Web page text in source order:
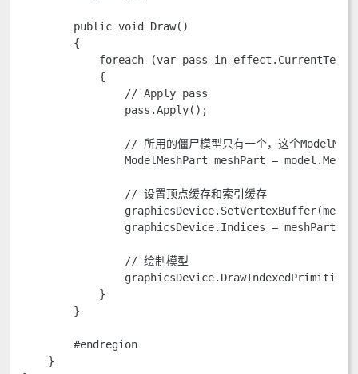
        public void Draw()
        {
foreach (var pass in
            {
                // Apply pass
                pass.Apply();
// 所用的僵尸模型只有一个，这个
ModelMeshPart meshPart =
                // 设置顶点缓存和索引缓存
graphicsDevice.Indices =
                // 绘制模型
            }
        }
        #endregion
    }